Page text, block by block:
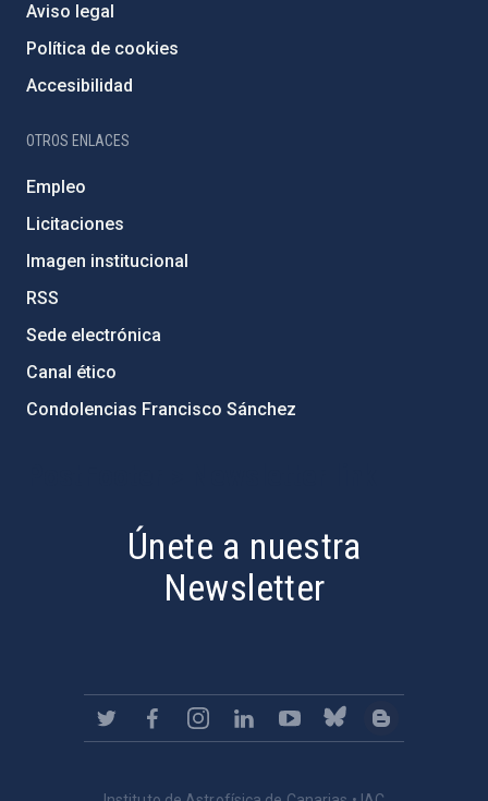
Aviso legal
Política de cookies
Accesibilidad
OTROS ENLACES
Empleo
Licitaciones
Imagen institucional
RSS
Sede electrónica
Canal ético
Condolencias Francisco Sánchez
Únete a nuestra
Newsletter